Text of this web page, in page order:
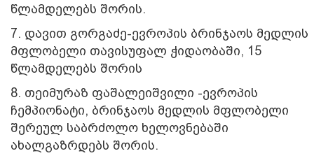
წლამდელებს შორის.
7. დავით გორგაძე-ევროპის ბრინჯაოს მედლის
მფლობელი თავისუფალ ჭიდაობაში, 15
წლამდელებს შორის
8. თეიმურაზ ფაშალეიშვილი -ევროპის
ჩემპიონატი, ბრინჯაოს მედლის მფლობელი
შერეულ საბრძოლო ხელოვნებაში
ახალგაზრდებს შორის.